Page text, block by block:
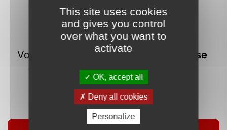
IMMOFRONTIERE
17C chemin des huches -
74100 Vétraz-Monthoux
This site uses cookies
and gives you control
over what you want to
activate
OK, accept all
Deny all cookies
Personalize